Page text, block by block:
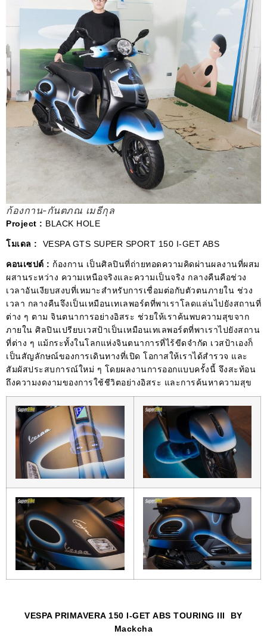
ก้องกาน-กันตภณ เมธีกุล
Project : BLACK HOLE
โมเดล : VESPA GTS SUPER SPORT 150 I-GET ABS
คอนเซปต์ : ก้องกาน เป็นศิลปินที่ถ่ายทอดความคิดผ่านผลงานที่ผสม
ผสานระหว่าง ความเหนือจริงและความเป็นจริง กลางคืนคือช่วง
เวลาอันเงียบสงบที่เหมาะสําหรับการเชื่อมต่อกับตัวตนภายใน ช่วง
เวลา กลางคืนจึงเป็นเหมือนเทเลพอร์ตที่พาเราโลดแล่นไปยังสถานที่
ต่าง ๆ ตาม จินตนาการอย่างอิสระ ช่วยให้เราค้นพบความสุขจาก
ภายใน ศิลปินเปรียบเวสป้าเป็นเหมือนเทเลพอร์ตที่พาเราไปยังสถาน
ที่ต่าง ๆ แม้กระทั้งในโลกแห่งจินตนาการที่ไร้ขีดจํากัด เวสป้าเองก็
เป็นสัญลักษณ์ของการเดินทางที่เปิด โอกาสให้เราได้สํารวจ และ
สัมผัสประสบการณ์ใหม่ ๆ โดยผลงานการออกแบบครั้งนี้ จึงสะท้อน
ถึงความงดงามของการใช้ชีวิตอย่างอิสระ และการค้นหาความสุข
VESPA PRIMAVERA 150 I-GET ABS TOURING III BY
Mackcha